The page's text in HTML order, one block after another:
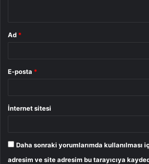
Ad *
E-posta *
İnternet sitesi
Daha sonraki yorumlarımda kullanılması
adresim ve site adresim bu tarayıcıya